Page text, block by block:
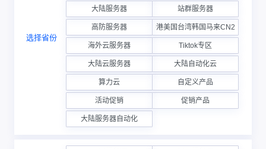
选择省份
大陆服务器 站群服务器
高防服务器 香港美国台湾韩国马来CN2云
海外云服务器 Tiktok专区
大陆云服务器 大陆自动化云
算力云 自定义产品
活动促销 促销产品
大陆服务器自动化